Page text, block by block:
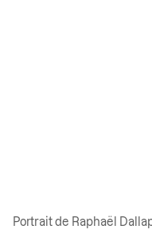
Portrait de Raphaël